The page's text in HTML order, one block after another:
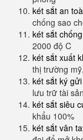
két sắt an
chống sao
két sắt
2000 độ C
két sắt xuất
thị trường
két sắt ký
lưu trữ tài
két sắt siêu
khẩu 100%
két sắt vân